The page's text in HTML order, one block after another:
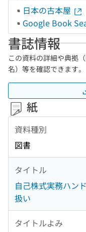
日本の古本屋
Google Book
書誌情報
この資料の詳細や典拠
名）等を確認できます。
紙
資料種別
図書
タイトル
自己株式実務ハン
扱い
タイトルよみ